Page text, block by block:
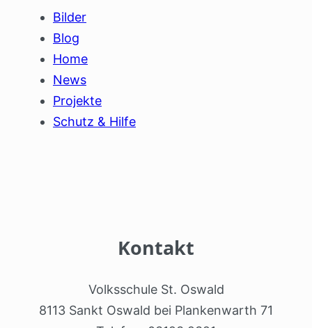
Bilder
Blog
Home
News
Projekte
Schutz & Hilfe
Kontakt
Volksschule St. Oswald
8113 Sankt Oswald bei Plankenwarth 71